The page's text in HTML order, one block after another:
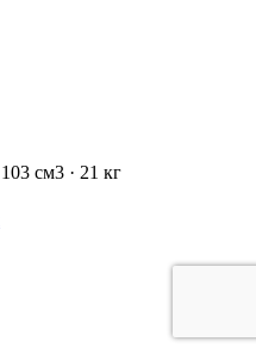
см3 · 21 кг